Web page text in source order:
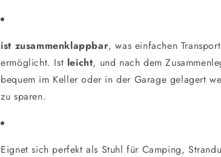
ist zusammenklappbar, was einfachen
ermöglicht. Ist leicht, und nach dem
bequem im Keller oder in der Garage gelagert
zu sparen.
Eignet sich perfekt als Stuhl für Camping,